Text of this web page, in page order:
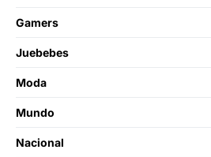
Gamers
Juebebes
Moda
Mundo
Nacional